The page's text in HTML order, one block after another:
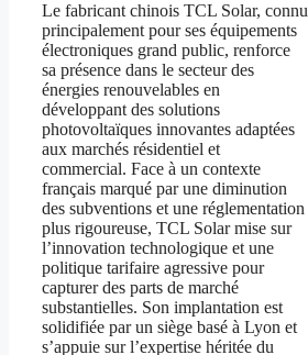
Le fabricant chinois TCL Solar, connu
principalement pour ses équipements
électroniques grand public, renforce
sa présence dans le secteur des
énergies renouvelables en
développant des solutions
photovoltaïques innovantes adaptées
aux marchés résidentiel et
commercial. Face à un contexte
français marqué par une diminution
des subventions et une réglementation
plus rigoureuse, TCL Solar mise sur
l’innovation technologique et une
politique tarifaire agressive pour
capturer des parts de marché
substantielles. Son implantation est
solidifiée par un siège basé à Lyon et
s’appuie sur l’expertise héritée du